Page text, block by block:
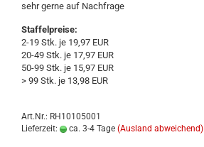
sehr gerne auf Nach­fra­ge
Staffelpreise:
2-19 Stk. je 19,97 EUR
20-49 Stk. je 17,97 EUR
50-99 Stk. je 15,97 EUR
> 99 Stk. je 13,98 EUR
Art.Nr.: RH10105001
Lieferzeit:
ca. 3-4 Tage (Ausland abweichend)